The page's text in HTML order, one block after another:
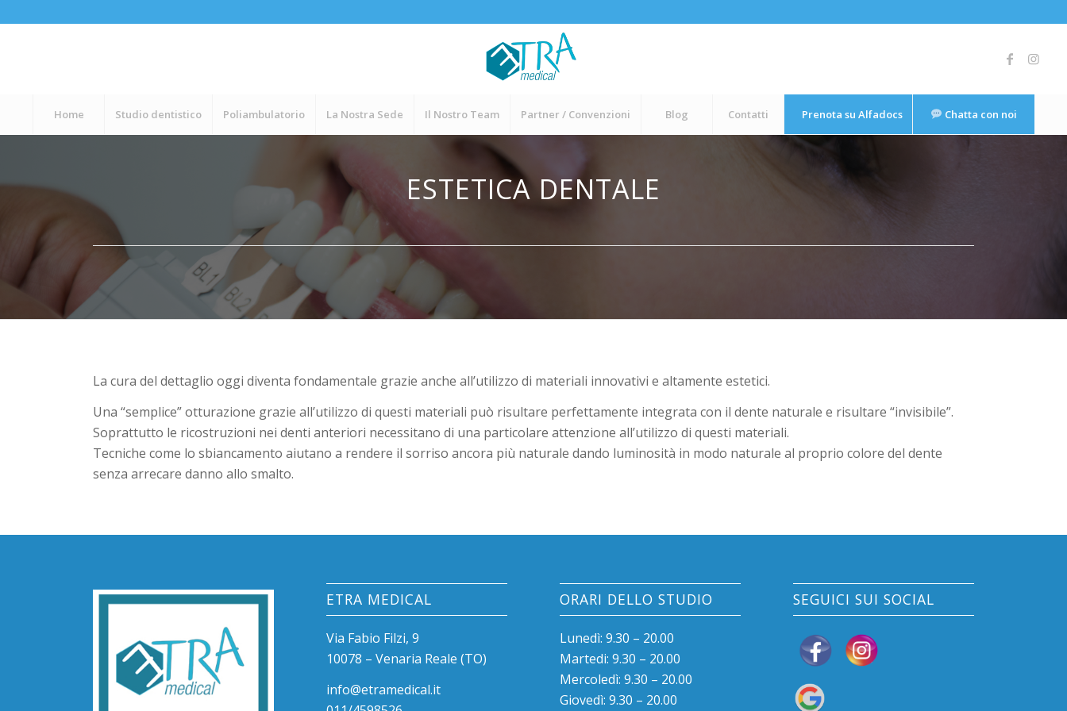
Home Studio dentistico Poliambulatorio La Nostra Sede Il Nostro Team Partner / Convenzioni Blog Contatti Prenota su Alfadocs Chatta con noi
ESTETICA DENTALE
La cura del dettaglio oggi diventa fondamentale grazie anche all’utilizzo di materiali innovativi e altamente estetici.
Una “semplice” otturazione grazie all’utilizzo di questi materiali può risultare perfettamente integrata con il dente naturale e risultare “invisibile”.
Soprattutto le ricostruzioni nei denti anteriori necessitano di una particolare attenzione all’utilizzo di questi materiali.
Tecniche come lo sbiancamento aiutano a rendere il sorriso ancora più naturale dando luminosità in modo naturale al proprio colore del dente
senza arrecare danno allo smalto.
ETRA MEDICAL
Via Fabio Filzi, 9
10078 – Venaria Reale (TO)
info@etramedical.it
ORARI DELLO STUDIO
Lunedì: 9.30 – 20.00
Martedi: 9.30 – 20.00
Mercoledì: 9.30 – 20.00
Giovedì: 9.30 – 20.00
SEGUICI SUI SOCIAL